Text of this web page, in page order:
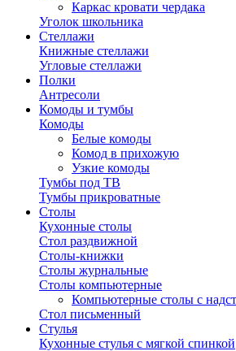
Каркас кровати чердака
Уголок школьника
Стеллажи
Книжные стеллажи
Угловые стеллажи
Полки
Антресоли
Комоды и тумбы
Комоды
Белые комоды
Комод в прихожую
Узкие комоды
Тумбы под ТВ
Тумбы прикроватные
Столы
Кухонные столы
Стол раздвижной
Столы-книжки
Столы журнальные
Столы компьютерные
Компьютерные столы с
Стол письменный
Стулья
Кухонные стулья с мягкой спинкой